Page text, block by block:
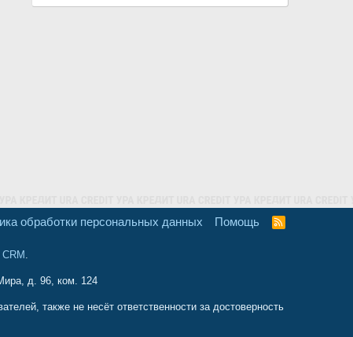
обработки персональных данных Помощь
.
д. 96, ком. 124
также не несёт ответственности за достоверность